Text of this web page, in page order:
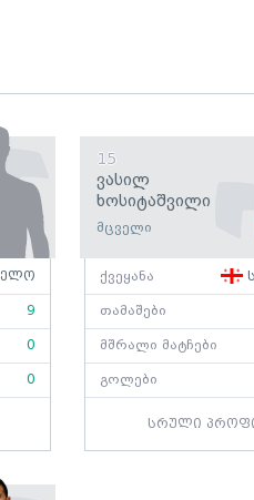
9
0
0
15
Ვასილ
Ხოსიტაშვილი
მცველი
ქვეყანა
თამაშები
მშრალი მატჩები
გოლები
სრული